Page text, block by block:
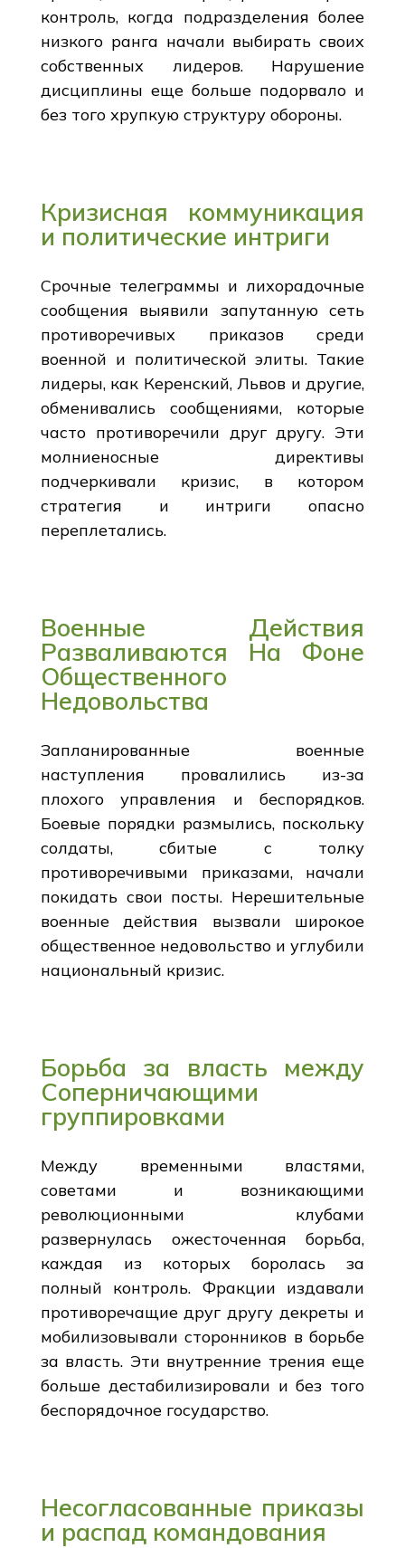
контроль, когда подразделения более
низкого ранга начали выбирать своих
собственных лидеров. Нарушение
дисциплины еще больше подорвало и
без того хрупкую структуру обороны.
Кризисная коммуникация
и политические интриги
Срочные телеграммы и лихорадочные
сообщения выявили запутанную сеть
противоречивых приказов среди
военной и политической элиты. Такие
лидеры, как Керенский, Львов и другие,
обменивались сообщениями, которые
часто противоречили друг другу. Эти
молниеносные директивы
подчеркивали кризис, в котором
стратегия и интриги опасно
переплетались.
Военные Действия
Разваливаются На Фоне
Общественного
Недовольства
Запланированные военные
наступления провалились из-за
плохого управления и беспорядков.
Боевые порядки размылись, поскольку
солдаты, сбитые с толку
противоречивыми приказами, начали
покидать свои посты. Нерешительные
военные действия вызвали широкое
общественное недовольство и углубили
национальный кризис.
Борьба за власть между
Соперничающими
группировками
Между временными властями,
советами и возникающими
революционными клубами
развернулась ожесточенная борьба,
каждая из которых боролась за
полный контроль. Фракции издавали
противоречащие друг другу декреты и
мобилизовывали сторонников в борьбе
за власть. Эти внутренние трения еще
больше дестабилизировали и без того
беспорядочное государство.
Несогласованные приказы
и распад командования